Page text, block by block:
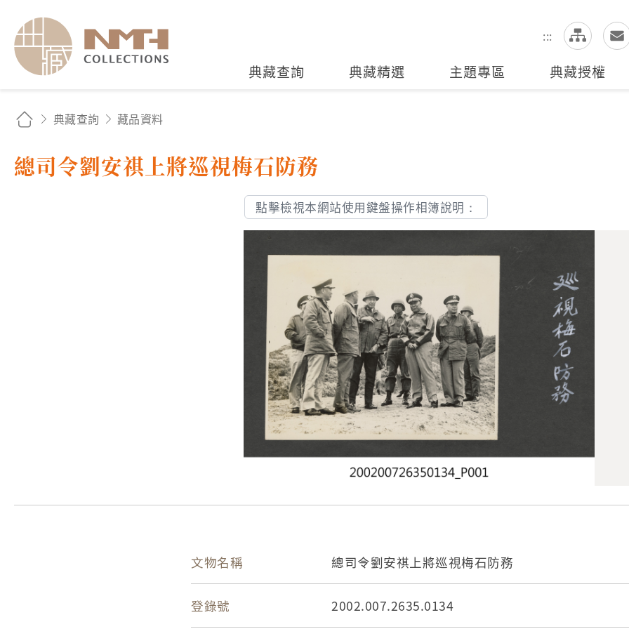
:::
全站搜尋
典藏查詢 典藏精選 主題專區 典藏授權
典藏查詢 藏品資料
總司令劉安祺上將巡視梅石防務
點擊檢視本網站使用鍵盤操作相簿說明：
文物名稱 總司令劉安祺上將巡視梅石防務
登錄號 2002.007.2635.0134